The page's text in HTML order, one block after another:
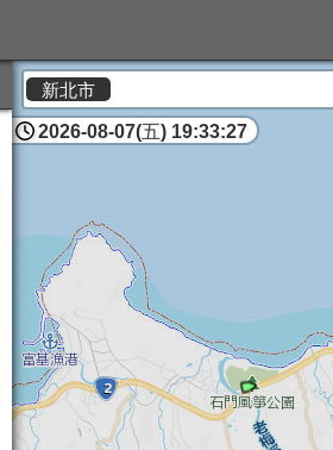
新北市
2026-08-07(五) 19:33:28